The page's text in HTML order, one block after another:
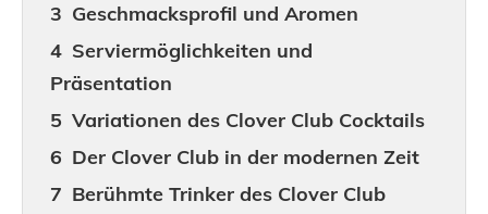
Geschmacksprofil und Aromen
Serviermöglichkeiten und
Präsentation
Variationen des Clover Club Cocktails
Der Clover Club in der modernen Zeit
Berühmte Trinker des Clover Club